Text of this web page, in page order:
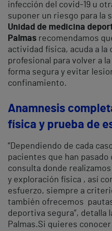
infección del covid-19 u
suponer un riesgo para la
Unidad de medicina
Palmas recomendamos
actividad física, acuda a la
profesional para volver a
forma segura y evitar
confinamiento.
Anamnesis
física y prueba de
“Dependiendo de cada
pacientes que han pasado
consulta donde
y exploración física , así
esfuerzo, siempre a
también ofrecemos
deportiva segura”, detalla
Palmas.Si quieres